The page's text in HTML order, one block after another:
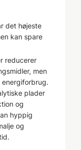
det højeste
kan spare
reducerer
men
plader
og
hyppig
og